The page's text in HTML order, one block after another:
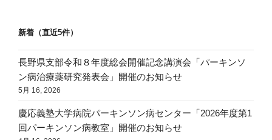
新着（直近5件）
長野県支部令和８年度総会開催記念講演会「パーキンソ
ン病治療薬研究発表会」開催のお知らせ
5月 16, 2026
慶応義塾大学病院パーキンソン病センター「2026年度第1
回パーキンソン病教室」開催のお知らせ